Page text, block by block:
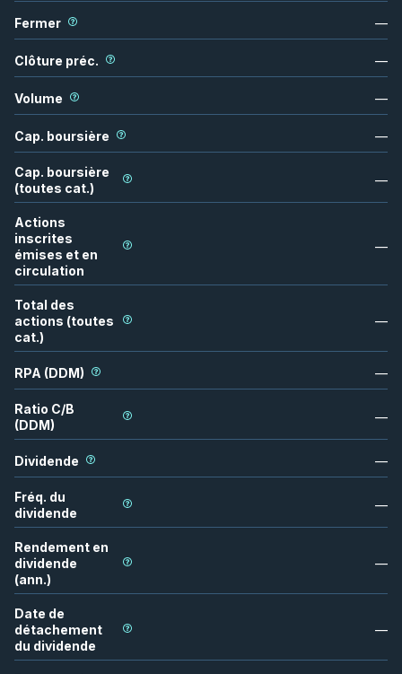
Fermer —
Clôture préc. —
Volume —
Cap. boursière —
Cap. boursière
(toutes cat.)
—
Actions
inscrites
émises et en
circulation
—
Total des
actions (toutes
cat.)
—
RPA (DDM) —
Ratio C/B
(DDM)
—
Dividende —
Fréq. du
dividende
—
Rendement en
dividende
(ann.)
—
Date de
détachement
du dividende
—